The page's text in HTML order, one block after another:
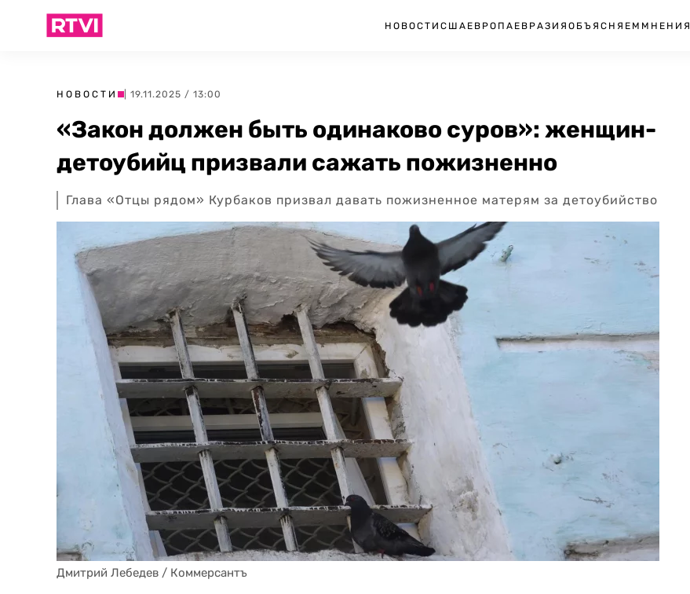
НОВОСТИ США ЕВРОПА ЕВРАЗИЯ ОБЪЯСНЯЕМ МНЕНИЯ
НОВОСТИ | 19.11.2025 / 13:00
«Закон должен быть одинаково суров»: женщин-
детоубийц призвали сажать пожизненно
Глава «Отцы рядом» Курбаков призвал давать пожизненное матерям за детоубийство
Дмитрий Лебедев / Коммерсантъ